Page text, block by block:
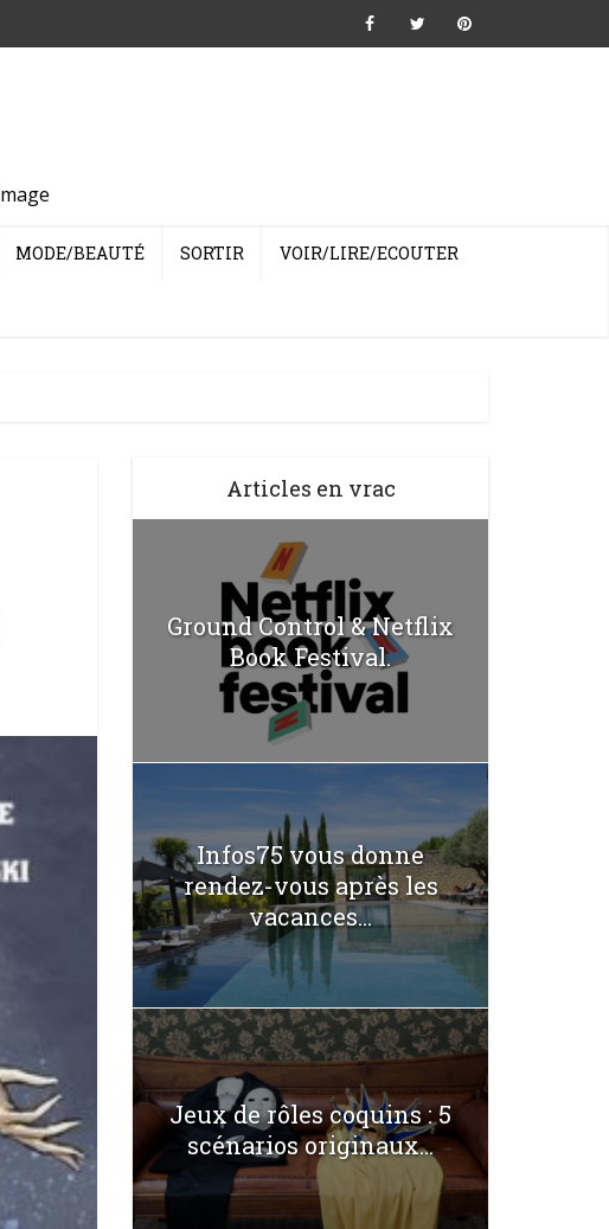
MODE/BEAUTÉ SORTIR VOIR/LIRE/ECOUTER
Articles en vrac
Ground Control & Netflix
Book Festival.
Infos75 vous donne
rendez-vous après les
vacances...
Jeux de rôles coquins : 5
scénarios originaux...